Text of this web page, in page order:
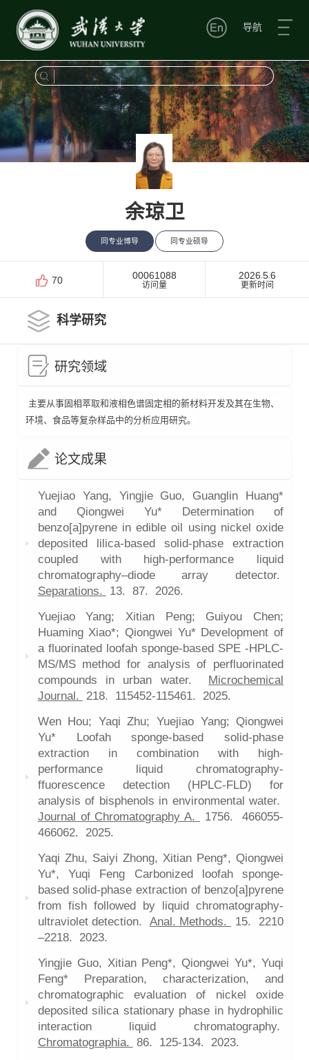
导航
余琼卫
同专业博导 同专业硕导
70 00061088
访问量
2026-5-6
更新时间
科学研究
研究领域
主要从事固相萃取和液相色谱固定相的新材料开发及其在生物、
环境、食品等复杂样品中的分析应用研究。
论文成果
Yuejiao Yang, Yingjie Guo, Guanglin Huang*
and Qiongwei Yu* Determination of
benzo[a]pyrene in edible oil using nickel oxide
deposited lilica-based solid-phase extraction
coupled with high-performance liquid
chromatography–diode array detector.
Separations.
13. 87.
2026.
Yuejiao Yang; Xitian Peng; Guiyou Chen;
Huaming Xiao*; Qiongwei Yu* Development of
a fluorinated loofah sponge-based SPE -HPLC-
MS/MS method for analysis of perfluorinated
compounds in urban water.
Microchemical
Journal.
218. 115452-115461.
2025.
Wen Hou; Yaqi Zhu; Yuejiao Yang; Qiongwei
Yu* Loofah sponge-based solid-phase
extraction in combination with high-
performance liquid chromatography-
ffuorescence detection (HPLC-FLD) for
analysis of bisphenols in environmental water.
Journal of Chromatography A.
1756.
466055-
466062.
2025.
Yaqi Zhu, Saiyi Zhong, Xitian Peng*, Qiongwei
Yu*, Yuqi Feng Carbonized loofah sponge-
based solid-phase extraction of benzo[a]pyrene
from fish followed by liquid chromatography-
ultraviolet detection.
Anal. Methods. 15.
2210
–2218.
2023.
Yingjie Guo, Xitian Peng*, Qiongwei Yu*, Yuqi
Feng* Preparation, characterization, and
chromatographic evaluation of nickel oxide
deposited silica stationary phase in hydrophilic
interaction liquid chromatography.
Chromatographia. 86. 125-134.
2023.